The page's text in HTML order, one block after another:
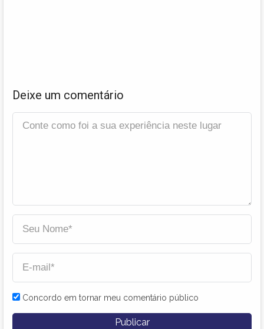
Deixe um comentário
Concordo em tornar meu comentário público